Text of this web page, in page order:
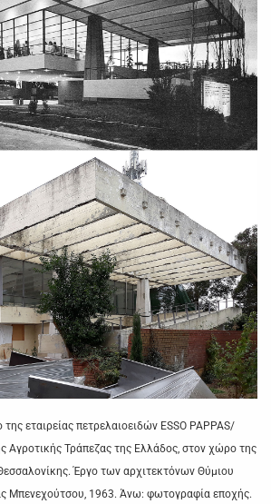
εταιρείας πετρελαιοειδών ESSO PAPPAS/
Αγροτικής Τράπεζας της Ελλάδος, στον χώρο της
Έργο των αρχιτεκτόνων Θύμιου
Μπενεχούτσου, 1963. Άνω: φωτογραφία εποχής.